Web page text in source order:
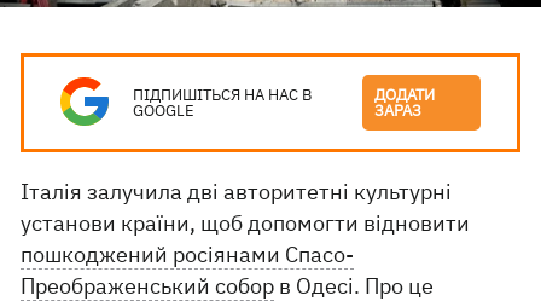
ПІДПИШІТЬСЯ НА НАС В
GOOGLE
ДОДАТИ
ЗАРАЗ
Італія залучила дві авторитетні культурні
установи країни, щоб допомогти відновити
пошкоджений росіянами Спасо-
Преображенський собор в Одесі. Про це